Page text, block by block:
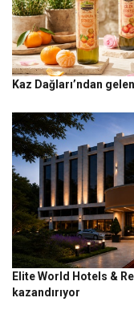
Kaz Dağları’ndan
Elite World Hotels &
kazandırıyor